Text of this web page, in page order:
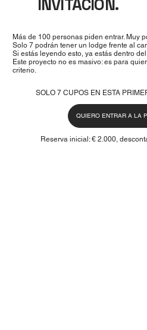
INVITACIÓN.
Más de 100 personas piden entrar. Muy
Solo 7 podrán tener un lodge frente al
Si estás leyendo esto, ya estás dentro
Este proyecto no es masivo: es para
criterio.
SOLO 7 CUPOS EN ESTA
QUIERO ENTRAR A LA
Reserva inicial: € 2.000,